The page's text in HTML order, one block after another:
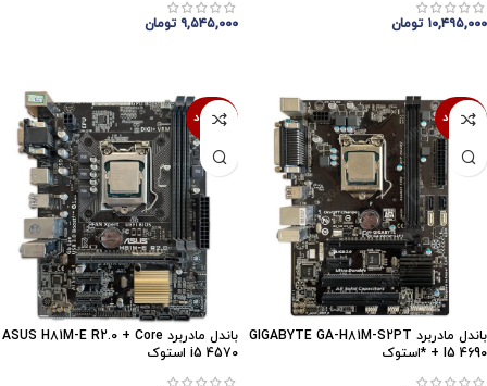
۱۰,۴۹۵,۰۰۰ تومان ۹,۵۴۵,۰۰۰ تومان
ناموجود
باندل مادربرد GIGABYTE GA-H81M-S2PT
+ I5 4690 *استوک
ناموجود
باندل مادربرد ASUS H81M-E R2.0 + Core
i5 4570 استوک